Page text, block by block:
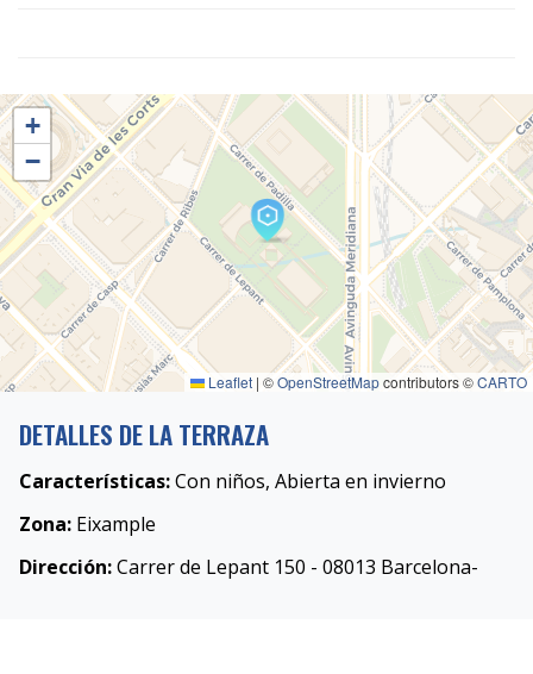
+
−
Leaflet | ©OpenStreetMapcontributors ©CARTO
DETALLES DE LA TERRAZA
Características:Con niños, Abierta en invierno
Zona: Eixample
Dirección:Carrer de Lepant 150 - 08013 Barcelona-